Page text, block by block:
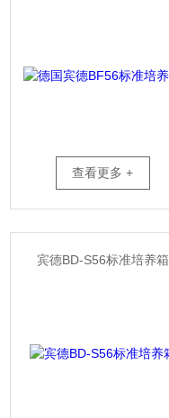
查看更多 +
宾德BD-S56标准培养箱